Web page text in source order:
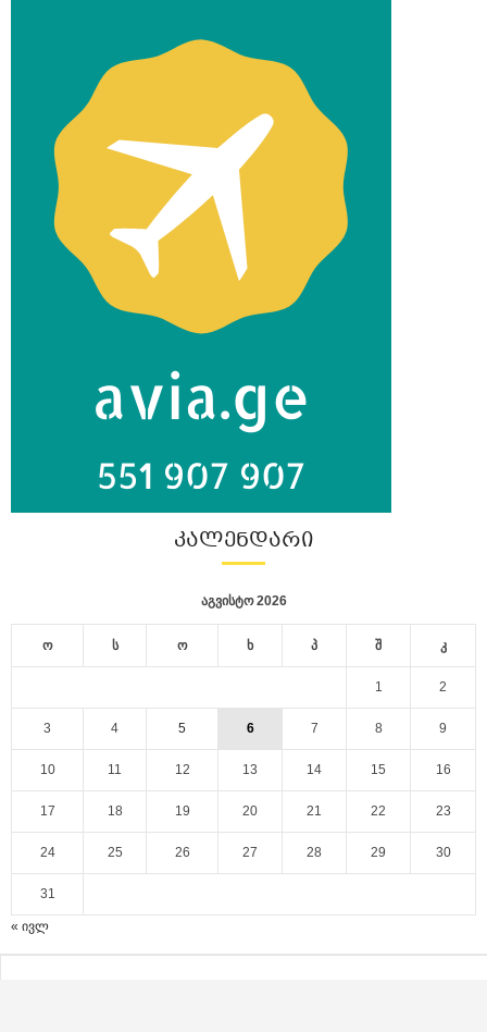
ᲙᲐᲚᲔᲜᲓᲐᲠᲘ
აგვისტო 2026
ო ს ო ხ პ შ კ
1 2
3 4 5 6 7 8 9
10 11 12 13 14 15 16
17 18 19 20 21 22 23
24 25 26 27 28 29 30
31
« ივლ